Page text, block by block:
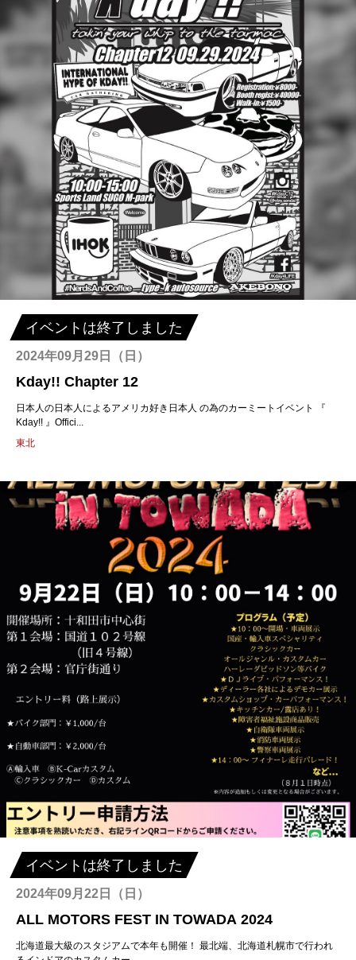
イベントは終了しました
2024年09月29日（日）
Kday!! Chapter 12
日本人の日本人によるアメリカ好き日本人 の為のカーミートイベント 『
Kday!! 』Offici...
東北
イベントは終了しました
2024年09月22日（日）
ALL MOTORS FEST IN TOWADA 2024
北海道最大級のスタジアムで本年も開催！ ​最北端、北海道札幌市で行われ